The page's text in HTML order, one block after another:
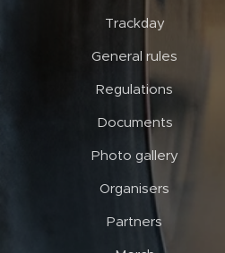
Trackday
General rules
Regulations
Documents
Photo gallery
Organisers
Partners